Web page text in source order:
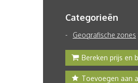
Categorieën
Geografische zones
Bereken prijs en
Toevoegen aan